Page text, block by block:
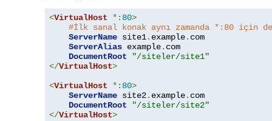
<VirtualHost *: 80>
#İlk sanal konak aynı zamanda *:80 için
ServerName site1. example. com
ServerAlias example. com
DocumentRoot
"/siteler/site1"
</VirtualHost>
<VirtualHost *: 80>
ServerName site2. example. com
DocumentRoot
"/siteler/site2"
</VirtualHost>